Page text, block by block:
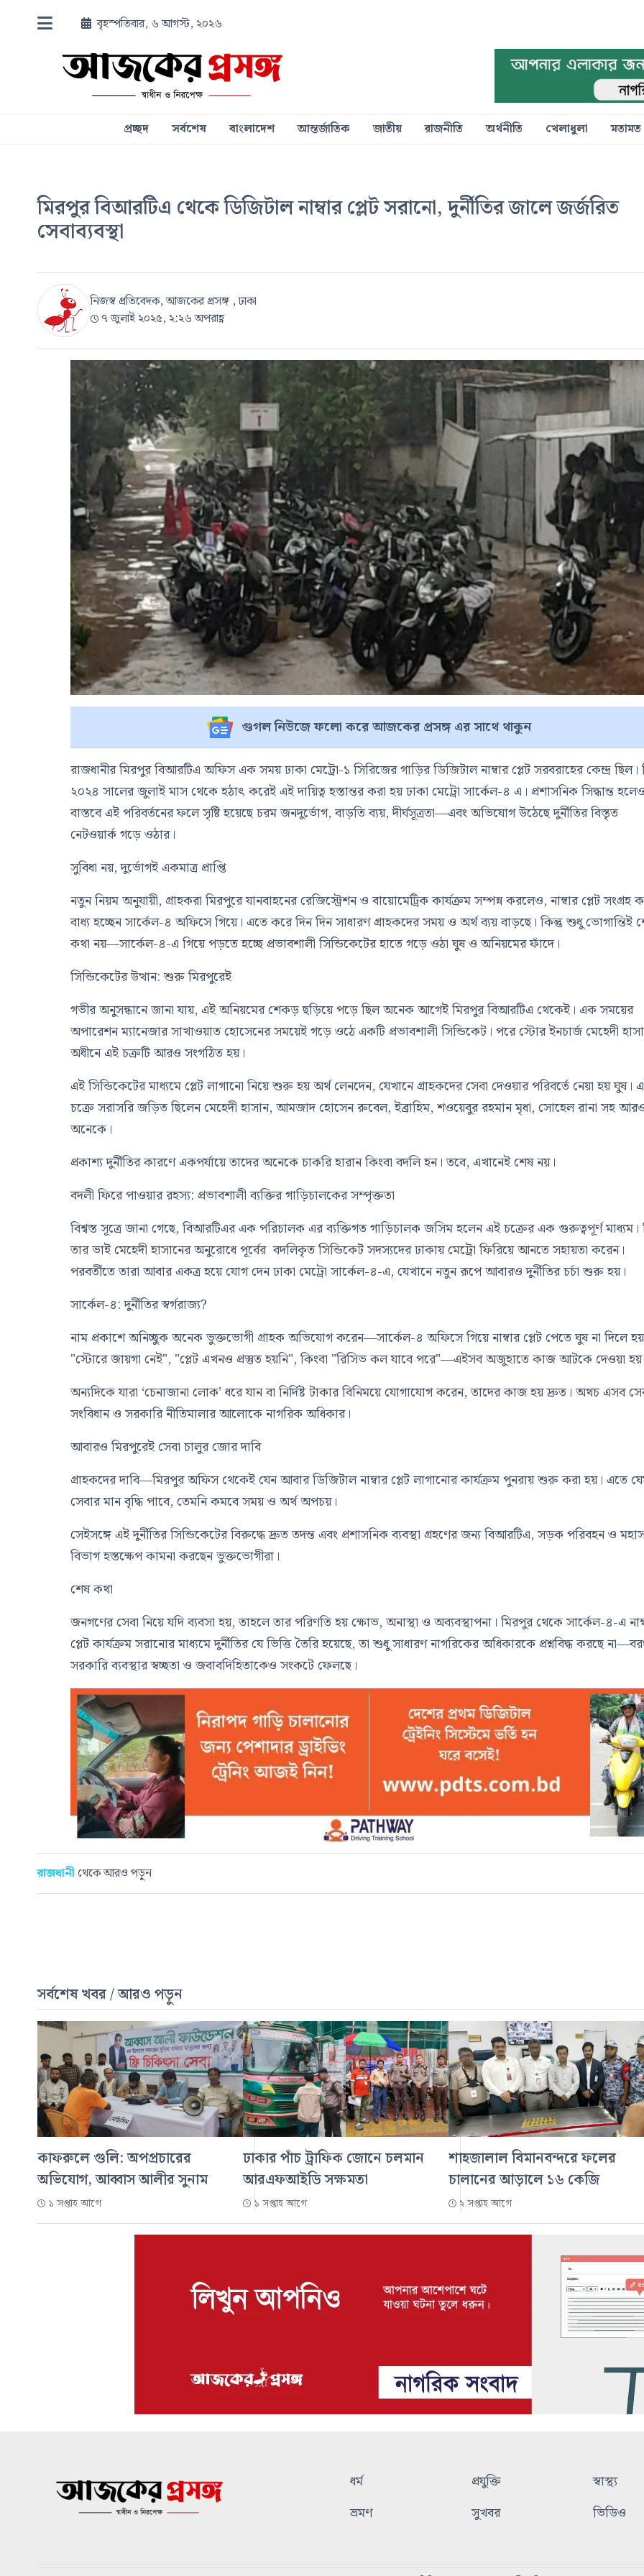
বৃহস্পতিবার, ৬ আগস্ট, ২০২৬
প্রচ্ছদ সর্বশেষ বাংলাদেশ আন্তর্জাতিক জাতীয় রাজনীতি অর্থনীতি খেলাধুলা মতামত
মিরপুর বিআরটিএ থেকে ডিজিটাল নাম্বার প্লেট সরানো, দুর্নীতির জালে জর্জরিত
সেবাব্যবস্থা
নিজস্ব প্রতিবেদক, আজকের প্রসঙ্গ , ঢাকা
৭ জুলাই ২০২৫, ২:২৬ অপরাহ্ণ
গুগল নিউজে ফলো করে আজকের প্রসঙ্গ এর সাথে থাকুন
রাজধানীর মিরপুর বিআরটিএ অফিস এক সময় ঢাকা মেট্রো-১ সিরিজের গাড়ির ডিজিটাল নাম্বার প্লেট সরবরাহের কেন্দ্র ছিল।
২০২৪ সালের জুলাই মাস থেকে হঠাৎ করেই এই দায়িত্ব হস্তান্তর করা হয় ঢাকা মেট্রো সার্কেল-৪ এ। প্রশাসনিক সিদ্ধান্ত
বাস্তবে এই পরিবর্তনের ফলে সৃষ্টি হয়েছে চরম জনদুর্ভোগ, বাড়তি ব্যয়, দীর্ঘসূত্রতা—এবং অভিযোগ উঠেছে দুর্নীতির বিস্তৃত
নেটওয়ার্ক গড়ে ওঠার।
সুবিধা নয়, দুর্ভোগই একমাত্র প্রাপ্তি
নতুন নিয়ম অনুযায়ী, গ্রাহকরা মিরপুরে যানবাহনের রেজিস্ট্রেশন ও বায়োমেট্রিক কার্যক্রম সম্পন্ন করলেও, নাম্বার প্লেট সংগ্রহ
বাধ্য হচ্ছেন সার্কেল-৪ অফিসে গিয়ে। এতে করে দিন দিন সাধারণ গ্রাহকদের সময় ও অর্থ ব্যয় বাড়ছে। কিন্তু শুধু ভোগান্তিই
কথা নয়—সার্কেল-৪-এ গিয়ে পড়তে হচ্ছে প্রভাবশালী সিন্ডিকেটের হাতে গড়ে ওঠা ঘুষ ও অনিয়মের ফাঁদে।
সিন্ডিকেটের উত্থান: শুরু মিরপুরেই
গভীর অনুসন্ধানে জানা যায়, এই অনিয়মের শেকড় ছড়িয়ে পড়ে ছিল অনেক আগেই মিরপুর বিআরটিএ থেকেই। এক সময়ের
অপারেশন ম্যানেজার সাখাওয়াত হোসেনের সময়েই গড়ে ওঠে একটি প্রভাবশালী সিন্ডিকেট। পরে স্টোর ইনচার্জ মেহেদী
অধীনে এই চক্রটি আরও সংগঠিত হয়।
এই সিন্ডিকেটের মাধ্যমে প্লেট লাগানো নিয়ে শুরু হয় অর্থ লেনদেন, যেখানে গ্রাহকদের সেবা দেওয়ার পরিবর্তে নেয়া হয় ঘুষ।
চক্রে সরাসরি জড়িত ছিলেন মেহেদী হাসান, আমজাদ হোসেন রুবেল, ইব্রাহিম, শওয়েবুর রহমান মৃধা, সোহেল রানা সহ
অনেকে।
প্রকাশ্য দুর্নীতির কারণে একপর্যায়ে তাদের অনেকে চাকরি হারান কিংবা বদলি হন। তবে, এখানেই শেষ নয়।
বদলী ফিরে পাওয়ার রহস্য: প্রভাবশালী ব্যক্তির গাড়িচালকের সম্পৃক্ততা
বিশ্বস্ত সূত্রে জানা গেছে, বিআরটিএর এক পরিচালক এর ব্যক্তিগত গাড়িচালক জসিম হলেন এই চক্রের এক গুরুত্বপূর্ণ মাধ্যম।
তার ভাই মেহেদী হাসানের অনুরোধে পূর্বের বদলিকৃত সিন্ডিকেট সদস্যদের ঢাকায় মেট্রো ফিরিয়ে আনতে সহায়তা করেন।
পরবর্তীতে তারা আবার একত্র হয়ে যোগ দেন ঢাকা মেট্রো সার্কেল-৪-এ, যেখানে নতুন রূপে আবারও দুর্নীতির চর্চা শুরু হয়।
সার্কেল-৪: দুর্নীতির স্বর্গরাজ্য?
নাম প্রকাশে অনিচ্ছুক অনেক ভুক্তভোগী গ্রাহক অভিযোগ করেন—সার্কেল-৪ অফিসে গিয়ে নাম্বার প্লেট পেতে ঘুষ না দিলে হয়
"স্টোরে জায়গা নেই", "প্লেট এখনও প্রস্তুত হয়নি", কিংবা "রিসিভ কল যাবে পরে"—এইসব অজুহাতে কাজ আটকে দেওয়া
অন্যদিকে যারা ‘চেনাজানা লোক’ ধরে যান বা নির্দিষ্ট টাকার বিনিময়ে যোগাযোগ করেন, তাদের কাজ হয় দ্রুত। অথচ এসব
সংবিধান ও সরকারি নীতিমালার আলোকে নাগরিক অধিকার।
আবারও মিরপুরেই সেবা চালুর জোর দাবি
গ্রাহকদের দাবি—মিরপুর অফিস থেকেই যেন আবার ডিজিটাল নাম্বার প্লেট লাগানোর কার্যক্রম পুনরায় শুরু করা হয়। এতে
সেবার মান বৃদ্ধি পাবে, তেমনি কমবে সময় ও অর্থ অপচয়।
সেইসঙ্গে এই দুর্নীতির সিন্ডিকেটের বিরুদ্ধে দ্রুত তদন্ত এবং প্রশাসনিক ব্যবস্থা গ্রহণের জন্য বিআরটিএ, সড়ক পরিবহন ও
বিভাগ হস্তক্ষেপ কামনা করছেন ভুক্তভোগীরা।
শেষ কথা
জনগণের সেবা নিয়ে যদি ব্যবসা হয়, তাহলে তার পরিণতি হয় ক্ষোভ, অনাস্থা ও অব্যবস্থাপনা। মিরপুর থেকে সার্কেল-৪-এ
প্লেট কার্যক্রম সরানোর মাধ্যমে দুর্নীতির যে ভিত্তি তৈরি হয়েছে, তা শুধু সাধারণ নাগরিকের অধিকারকে প্রশ্নবিদ্ধ করছে
সরকারি ব্যবস্থার স্বচ্ছতা ও জবাবদিহিতাকেও সংকটে ফেলছে।
রাজধানী থেকে আরও পড়ুন
সর্বশেষ খবর / আরও পড়ুন
কাফরুলে গুলি: অপপ্রচারের
অভিযোগ, আব্বাস আলীর সুনাম
১ সপ্তাহ আগে
ঢাকার পাঁচ ট্রাফিক জোনে চলমান
আরএফআইডি সক্ষমতা
১ সপ্তাহ আগে
শাহজালাল বিমানবন্দরে ফলের
চালানের আড়ালে ১৬ কেজি
২ সপ্তাহ আগে
ধর্ম প্রযুক্তি স্বাস্থ্য
ভ্রমণ
সুখবর ভিডিও